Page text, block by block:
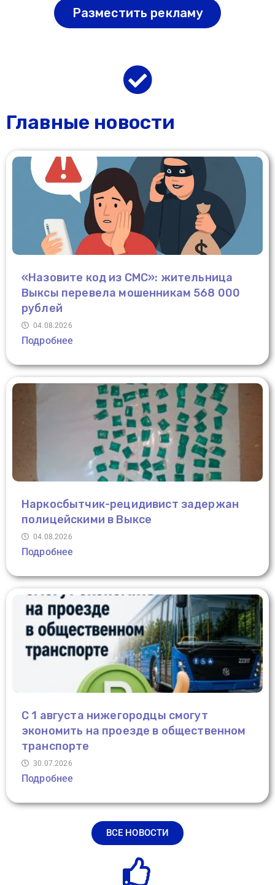
Разместить рекламу
Главные новости
«Назовите код из СМС»: жительница
Выксы перевела мошенникам 568 000
рублей
04.08.2026
Подробнее
Наркосбытчик-рецидивист задержан
полицейскими в Выксе
04.08.2026
Подробнее
С 1 августа нижегородцы смогут
экономить на проезде в общественном
транспорте
30.07.2026
Подробнее
ВСЕ НОВОСТИ